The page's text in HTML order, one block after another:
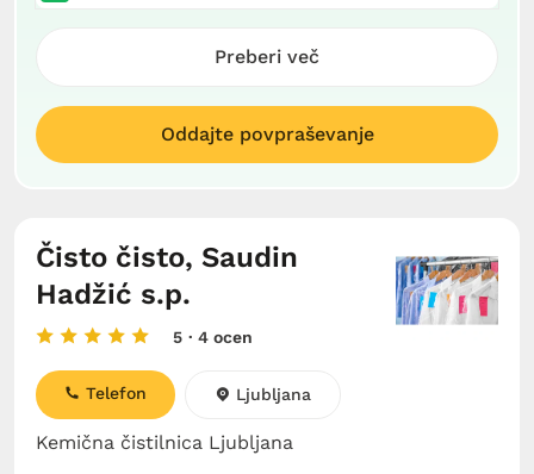
Preberi več
Oddajte povpraševanje
Čisto čisto, Saudin
Hadžić s.p.
5 · 4 ocen
Kemična čistilnica Ljubljana
Telefon Ljubljana